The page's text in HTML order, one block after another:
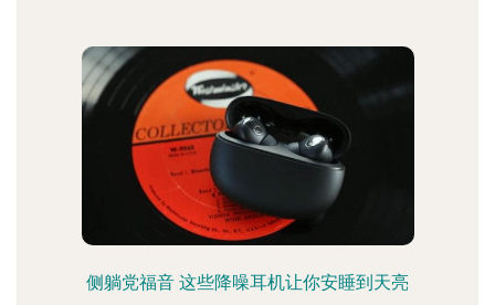
侧躺党福音 这些降噪耳机让你安睡到天亮